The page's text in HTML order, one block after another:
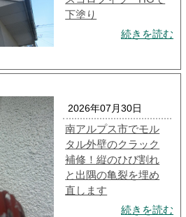
下塗り
続きを読む
2026年07月30日
南アルプス市でモル
タル外壁のクラック
補修！縦のひび割れ
と出隅の亀裂を埋め
直します
続きを読む